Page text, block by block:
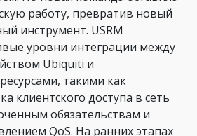
работу, превратив новый
инструмент. USRM
уровни интеграции между
Ubiquiti и
такими как
клиентского доступа в сеть
обязательствам и
QoS. На ранних этапах